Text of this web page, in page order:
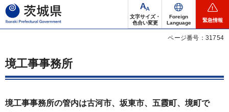
茨城県
文字サイズ・
色合い変更
Foreign
Language
緊急情報
ページ番号：31754
境工事事務所
境工事事務所の管内は古河市、坂東市、五霞町、境町で